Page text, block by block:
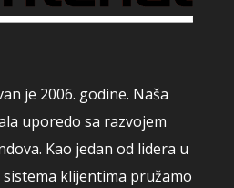
je 2006. godine. Naša
uporedo sa razvojem
Kao jedan od lidera u
klijentima pružamo